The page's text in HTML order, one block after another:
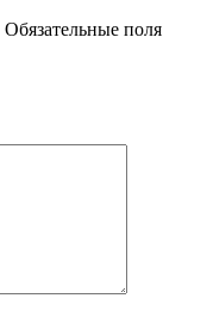
Обязательные поля